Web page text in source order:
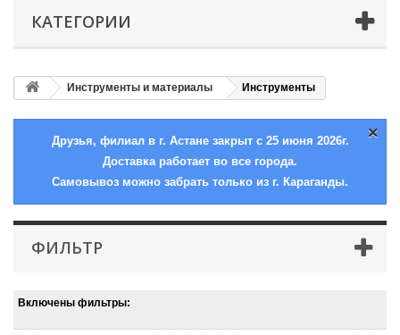
КАТЕГОРИИ
Инструменты и материалы Инструменты
×
Друзья, филиал в г. Астане закрыт с 25 июня 2026г.
Доставка работает во все города.
Самовывоз можно забрать только из г. Караганды.
ФИЛЬТР
Включены фильтры: